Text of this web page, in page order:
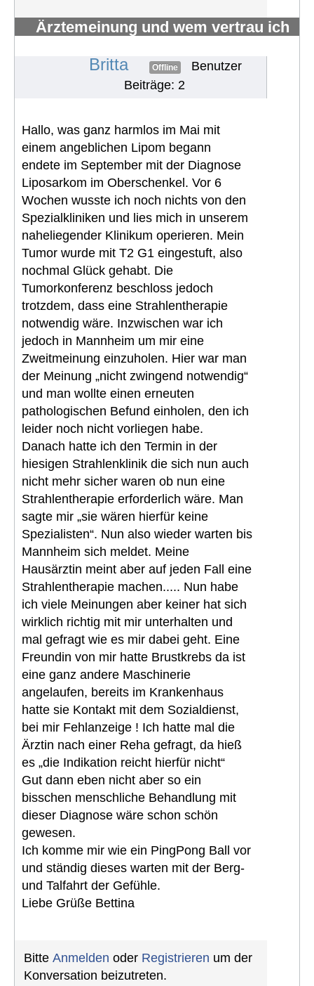
Ärztemeinung und wem vertrau ich
Britta Offline
Benutzer
Beiträge: 2
Hallo, was ganz harmlos im Mai mit
einem angeblichen Lipom begann
endete im September mit der Diagnose
Liposarkom im Oberschenkel. Vor 6
Wochen wusste ich noch nichts von den
Spezialkliniken und lies mich in unserem
naheliegender Klinikum operieren. Mein
Tumor wurde mit T2 G1 eingestuft, also
nochmal Glück gehabt. Die
Tumorkonferenz beschloss jedoch
trotzdem, dass eine Strahlentherapie
notwendig wäre. Inzwischen war ich
jedoch in Mannheim um mir eine
Zweitmeinung einzuholen. Hier war man
der Meinung „nicht zwingend notwendig“
und man wollte einen erneuten
pathologischen Befund einholen, den ich
leider noch nicht vorliegen habe.
Danach hatte ich den Termin in der
hiesigen Strahlenklinik die sich nun auch
nicht mehr sicher waren ob nun eine
Strahlentherapie erforderlich wäre. Man
sagte mir „sie wären hierfür keine
Spezialisten“. Nun also wieder warten bis
Mannheim sich meldet. Meine
Hausärztin meint aber auf jeden Fall eine
Strahlentherapie machen..... Nun habe
ich viele Meinungen aber keiner hat sich
wirklich richtig mit mir unterhalten und
mal gefragt wie es mir dabei geht. Eine
Freundin von mir hatte Brustkrebs da ist
eine ganz andere Maschinerie
angelaufen, bereits im Krankenhaus
hatte sie Kontakt mit dem Sozialdienst,
bei mir Fehlanzeige ! Ich hatte mal die
Ärztin nach einer Reha gefragt, da hieß
es „die Indikation reicht hierfür nicht“
Gut dann eben nicht aber so ein
bisschen menschliche Behandlung mit
dieser Diagnose wäre schon schön
gewesen.
Ich komme mir wie ein PingPong Ball vor
und ständig dieses warten mit der Berg-
und Talfahrt der Gefühle.
Liebe Grüße Bettina
Bitte Anmelden oder Registrieren um der
Konversation beizutreten.